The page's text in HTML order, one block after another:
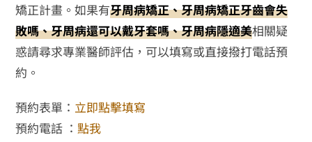
矯正計畫。如果有牙周病矯正、牙周病矯正牙齒會失
敗嗎、牙周病還可以戴牙套嗎、牙周病隱適美相關疑
惑請尋求專業醫師評估，可以填寫或直接撥打電話預
約。
預約表單： 立即點擊填寫
預約電話 ：點我